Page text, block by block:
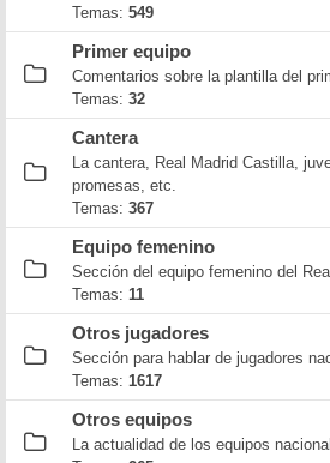
Temas: 549
Primer equipo
Comentarios sobre la plantilla del
Temas: 32
Cantera
La cantera, Real Madrid Castilla,
promesas, etc.
Temas: 367
Equipo femenino
Sección del equipo femenino del
Temas: 11
Otros jugadores
Sección para hablar de jugadores
Temas: 1617
Otros equipos
La actualidad de los equipos